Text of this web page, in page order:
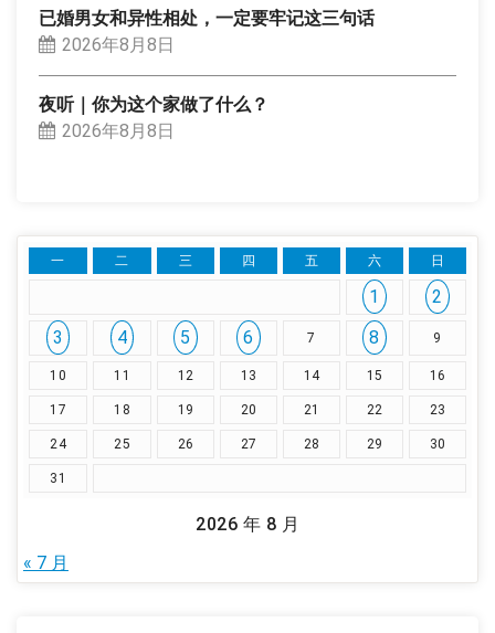
已婚男女和异性相处，一定要牢记这三句话
2026年8月8日
夜听｜你为这个家做了什么？
2026年8月8日
2026 年 8 月
一 二 三 四 五 六 日
1
2
3
4 5 6 7 8 9
10 11 12 13 14 15 16
17 18 19 20 21 22 23
24 25 26 27 28 29 30
31
« 7 月